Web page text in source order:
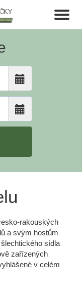
Toggle
rakouských
a svým hostům
sídla
zařízených
v celém